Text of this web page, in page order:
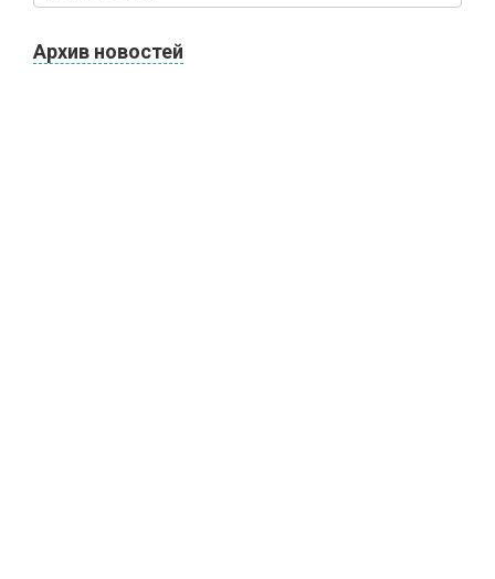
Архив новостей